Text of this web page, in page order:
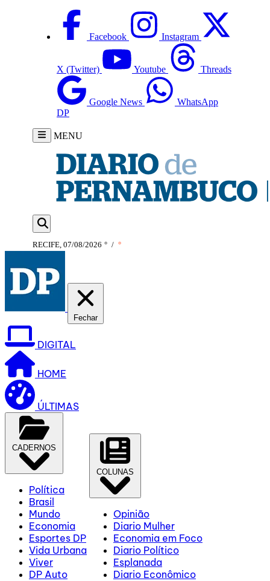
Facebook Instagram
X (Twitter) Youtube Threads
Google News
WhatsApp
DP
MENU
RECIFE, 07/08/2026 ° / °
Fechar
DIGITAL
HOME
ÚLTIMAS
CADERNOS
Política
Brasil
Mundo
Economia
Esportes DP
Vida Urbana
Viver
DP Auto
COLUNAS
Opinião
Diario Mulher
Economia em Foco
Diario Político
Esplanada
Diario Econômico